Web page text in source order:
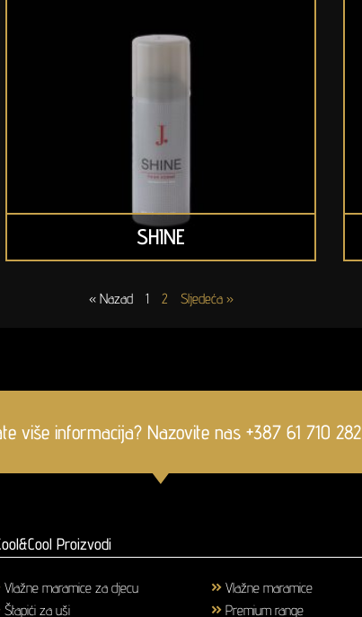
SHINE
« Nazad 1 2 Sljedeća »
više informacija? Nazovite nas +387 61 710 282
Proizvodi
Vlažne maramice za djecu Vlažne maramice
Štapići za uši
Premium range